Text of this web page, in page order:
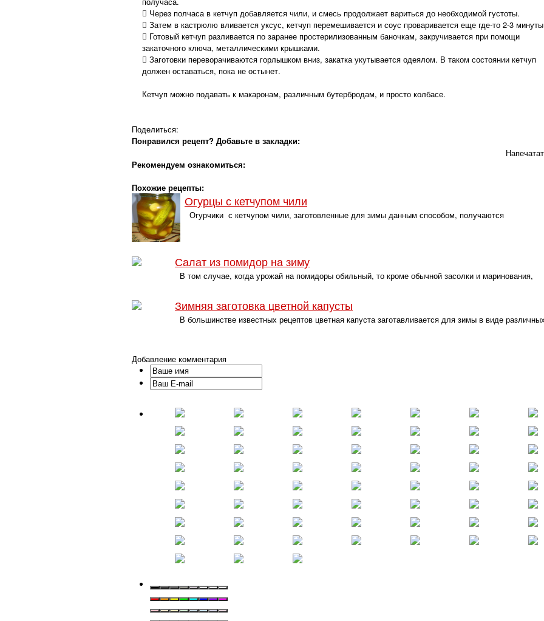
 Через полчаса в кетчуп добавляется чили, и смесь продолжает вариться до необходимой густоты.
 Затем в кастрюлю вливается уксус, кетчуп перемешивается и соус проваривается еще где-то 2-3
 Готовый кетчуп разливается по заранее простерилизованным баночкам, закручивается при помощи
закаточного ключа, металлическими крышками.
 Заготовки переворачиваются горлышком вниз, закатка укутывается одеялом. В таком состоянии кетчуп
должен оставаться, пока не остынет.
Кетчуп можно подавать к макаронам, различным бутербродам, и просто колбасе.
Поделиться:
Понравился рецепт? Добавьте в закладки:
Рекомендуем ознакомиться:
Похожие рецепты:
Огурцы с кетчупом чили
Огурчики с кетчупом чили, заготовленные для зимы данным способом, получаются
Салат из помидор на зиму
В том случае, когда урожай на помидоры обильный, то кроме обычной засолки и маринования,
Зимняя заготовка цветной капусты
В большинстве известных рецептов цветная капуста заготавливается для зимы в виде
Добавление комментария